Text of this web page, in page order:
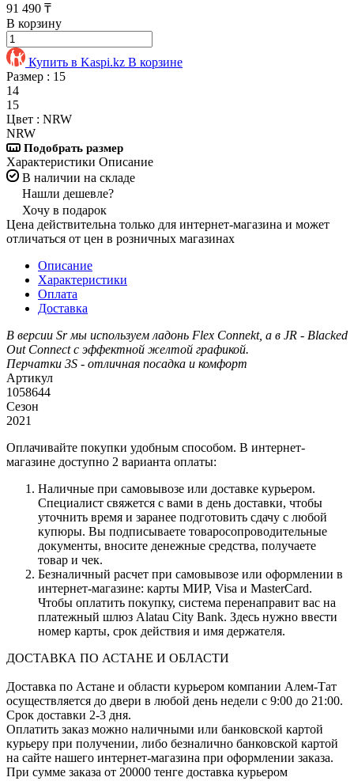
91 490 ₸
В корзину
Купить в Kaspi.kz В корзине
Размер : 15
14
15
Цвет : NRW
NRW
Подобрать размер
Характеристики Описание
В наличии на складе
Нашли дешевле?
Хочу в подарок
Цена действительна только для интернет-магазина и может
отличаться от цен в розничных магазинах
Описание
Характеристики
Оплата
Доставка
В версии Sr мы используем ладонь Flex Connekt, а в JR - Blacked
Out Connect с эффектной желтой графикой.
Перчатки 3S - отличная посадка и комфорт
Артикул
1058644
Сезон
2021
Оплачивайте покупки удобным способом. В интернет-
магазине доступно 2 варианта оплаты:
Наличные при самовывозе или доставке курьером.
Специалист свяжется с вами в день доставки, чтобы
уточнить время и заранее подготовить сдачу с любой
купюры. Вы подписываете товаросопроводительные
документы, вносите денежные средства, получаете
товар и чек.
Безналичный расчет при самовывозе или оформлении в
интернет-магазине: карты МИР, Visa и MasterCard.
Чтобы оплатить покупку, система перенаправит вас на
платежный шлюз Alatau City Bank. Здесь нужно ввести
номер карты, срок действия и имя держателя.
ДОСТАВКА ПО АСТАНЕ И ОБЛАСТИ
Доставка по Астане и области курьером компании Алем-Тат
осуществляется до двери в любой день недели с 9:00 до 21:00.
Срок доставки 2-3 дня.
Оплатить заказ можно наличными или банковской картой
курьеру при получении, либо безналично банковской картой
на сайте нашего интернет-магазина при оформлении заказа.
При сумме заказа от 20000 тенге доставка курьером